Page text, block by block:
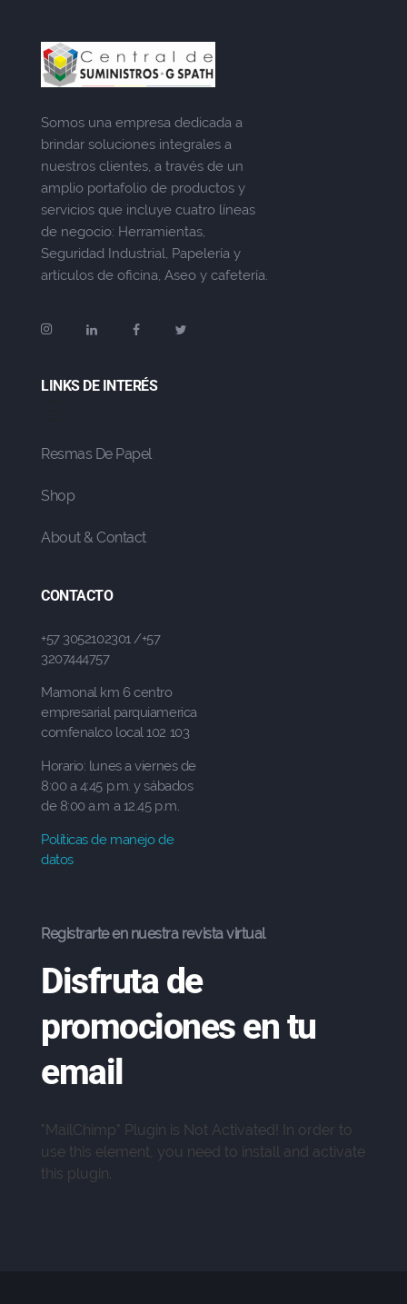
Somos una empresa dedicada a
brindar soluciones integrales a
nuestros clientes, a través de un
amplio portafolio de productos y
servicios que incluye cuatro líneas
de negocio: Herramientas,
Seguridad Industrial, Papelería y
artículos de oficina, Aseo y cafetería.
LINKS DE INTERÉS
Resmas De Papel
Shop
About & Contact
CONTACTO
+57 3052102301 /+57
3207444757
Mamonal km 6 centro
empresarial parquiamerica
comfenalco local 102 103
Horario: lunes a viernes de
8:00 a 4:45 p.m. y sábados
de 8:00 a.m a 12.45 p.m.
Políticas de manejo de
datos
Registrarte en nuestra revista virtual
Disfruta de
promociones en tu
email
"MailChimp" Plugin is Not Activated!
In order to
use this element, you need to install and activate
this plugin.